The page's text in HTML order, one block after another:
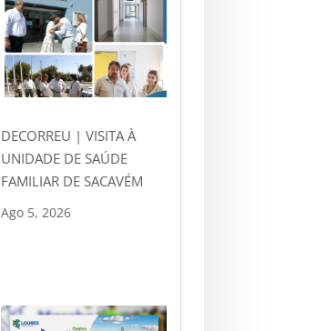
DECORREU | VISITA À
UNIDADE DE SAÚDE
FAMILIAR DE SACAVÉM
Ago 5, 2026